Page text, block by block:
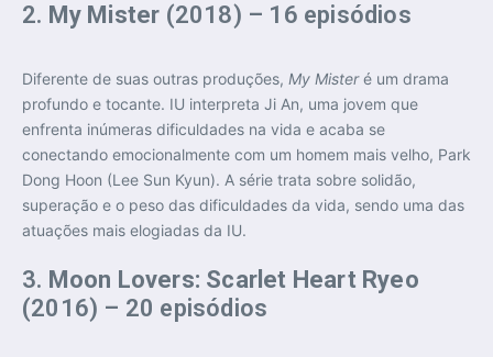
2. My Mister (2018) – 16 episódios
Diferente de suas outras produções, My Misteré um drama
profundo e tocante. IU interpreta Ji An, uma jovem que
enfrenta inúmeras dificuldades na vida e acaba se
conectando emocionalmente com um homem mais velho, Park
Dong Hoon (Lee Sun Kyun). A série trata sobre solidão,
superação e o peso das dificuldades da vida, sendo uma das
atuações mais elogiadas da IU.
3. Moon Lovers: Scarlet Heart Ryeo
(2016) – 20 episódios